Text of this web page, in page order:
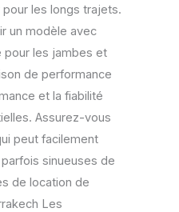
les longs trajets.
un modèle avec
pour les jambes et
de performance
et la fiabilité
Assurez-vous
peut facilement
sinueuses de
de location de
Les